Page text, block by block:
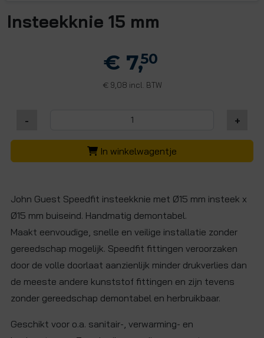
Insteekknie 15 mm
€ 7,50
€9,08 incl. BTW
- +
In winkelwagentje
John Guest Speedfit insteekknie met Ø15 mm insteek x
Ø15 mm buiseind. Handmatig demontabel.
Maakt eenvoudige, snelle en veilige installatie zonder
gereedschap mogelijk. Speedfit fittingen veroorzaken
door de volle doorlaat aanzienlijk minder drukverlies dan
de meeste andere kunststof fittingen en zijn tevens
zonder gereedschap demontabel en herbruikbaar.
Geschikt voor o.a. sanitair-, verwarming- en